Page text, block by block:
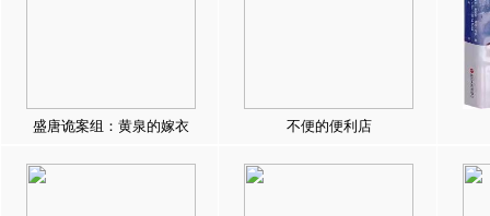
盛唐诡案组：黄泉的嫁衣 不便的便利店